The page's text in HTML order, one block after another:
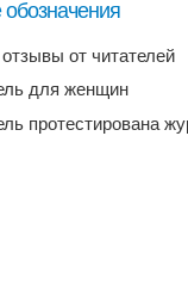
от читателей
для женщин
протестирована